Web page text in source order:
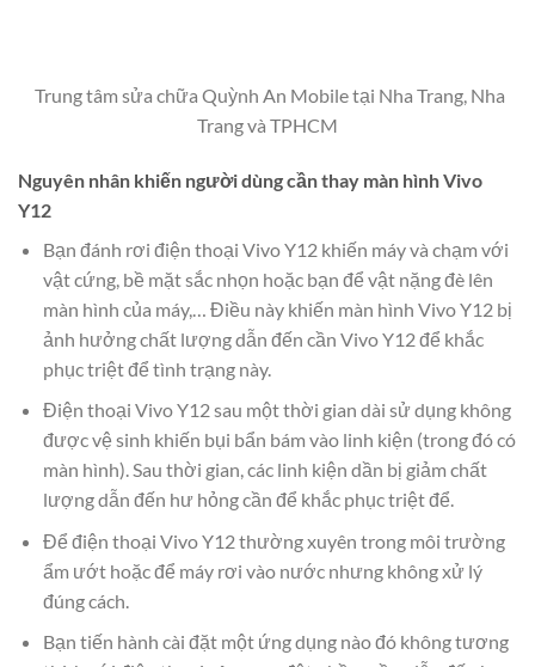
Trung tâm sửa chữa Quỳnh An Mobile tại Nha Trang, Nha
Trang và TPHCM
Nguyên nhân khiến người dùng cần thay màn hình Vivo
Y12
Bạn đánh rơi điện thoại Vivo Y12 khiến máy và chạm với
vật cứng, bề mặt sắc nhọn hoặc bạn để vật nặng đè lên
màn hình của máy,… Điều này khiến màn hình Vivo Y12 bị
ảnh hưởng chất lượng dẫn đến cần Vivo Y12 để khắc
phục triệt để tình trạng này.
Điện thoại Vivo Y12 sau một thời gian dài sử dụng không
được vệ sinh khiến bụi bẩn bám vào linh kiện (trong đó có
màn hình). Sau thời gian, các linh kiện dần bị giảm chất
lượng dẫn đến hư hỏng cần để khắc phục triệt để.
Để điện thoại Vivo Y12 thường xuyên trong môi trường
ẩm ướt hoặc để máy rơi vào nước nhưng không xử lý
đúng cách.
Bạn tiến hành cài đặt một ứng dụng nào đó không tương